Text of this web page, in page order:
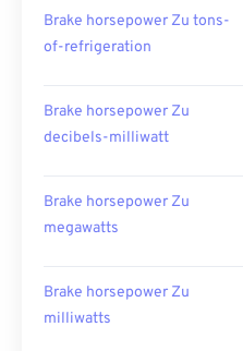
Brake horsepower Zu tons-
of-refrigeration
Brake horsepower Zu
decibels-milliwatt
Brake horsepower Zu
megawatts
Brake horsepower Zu
milliwatts